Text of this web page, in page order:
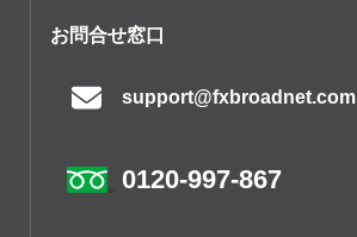
お問合せ窓口
support@fxbroadnet.com
0120-997-867